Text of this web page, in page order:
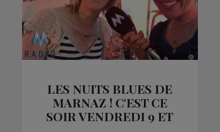
LES NUITS BLUES DE
MARNAZ ! C'EST CE
SOIR VENDREDI 9 ET